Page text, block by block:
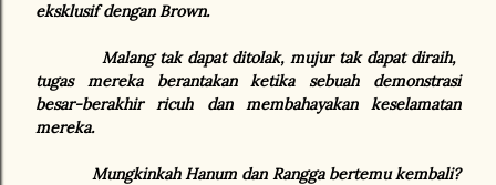
eksklusif dengan Brown.
Malang tak dapat ditolak, mujur tak dapat diraih,
tugas mereka berantakan ketika sebuah demonstrasi
besar-berakhir ricuh dan membahayakan keselamatan
mereka.
Mungkinkah Hanum dan Rangga bertemu kembali?